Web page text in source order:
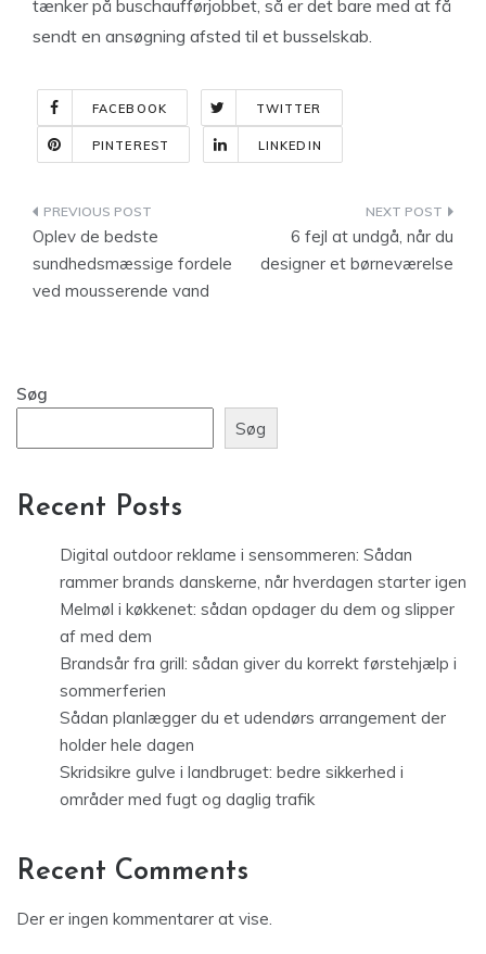
tænker på buschaufførjobbet, så er det bare med at få
sendt en ansøgning afsted til et busselskab.
FACEBOOK TWITTER
PINTEREST LINKEDIN
Indlægsnavigation
Oplev de bedste
sundhedsmæssige fordele
ved mousserende vand
6 fejl at undgå, når du
designer et børneværelse
Søg
Søg
Recent Posts
Digital outdoor reklame i sensommeren: Sådan
rammer brands danskerne, når hverdagen starter igen
Melmøl i køkkenet: sådan opdager du dem og slipper
af med dem
Brandsår fra grill: sådan giver du korrekt førstehjælp i
sommerferien
Sådan planlægger du et udendørs arrangement der
holder hele dagen
Skridsikre gulve i landbruget: bedre sikkerhed i
områder med fugt og daglig trafik
Recent Comments
Der er ingen kommentarer at vise.